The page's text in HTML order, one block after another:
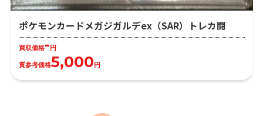
ポケモンカードメガジガルデex（SAR）トレカ闘
買取価格- 円
質参考価格5,000 円